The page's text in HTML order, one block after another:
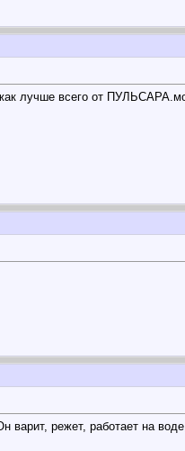
лучше всего от
режет, работает на